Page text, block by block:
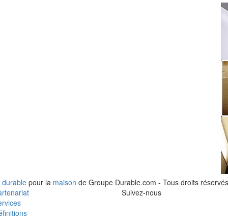
pour la maison de Groupe Durable.com - Tous droits
Suivez-nous